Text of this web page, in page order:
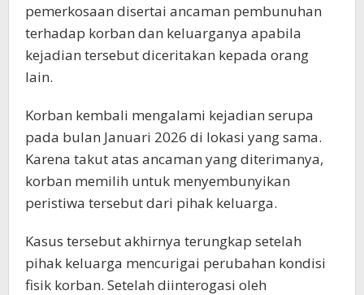
pemerkosaan disertai ancaman pembunuhan
terhadap korban dan keluarganya apabila
kejadian tersebut diceritakan kepada orang
lain.
Korban kembali mengalami kejadian serupa
pada bulan Januari 2026 di lokasi yang sama.
Karena takut atas ancaman yang diterimanya,
korban memilih untuk menyembunyikan
peristiwa tersebut dari pihak keluarga.
Kasus tersebut akhirnya terungkap setelah
pihak keluarga mencurigai perubahan kondisi
fisik korban. Setelah diinterogasi oleh